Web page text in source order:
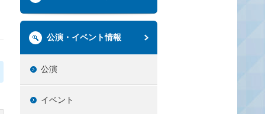
公演・イベント情報
公演
イベント